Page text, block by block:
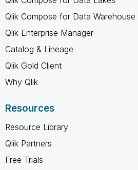
Qlik Compose for Data Warehouse
Qlik Enterprise Manager
Catalog & Lineage
Qlik Gold Client
Why Qlik
Resources
Resource Library
Qlik Partners
Free Trials